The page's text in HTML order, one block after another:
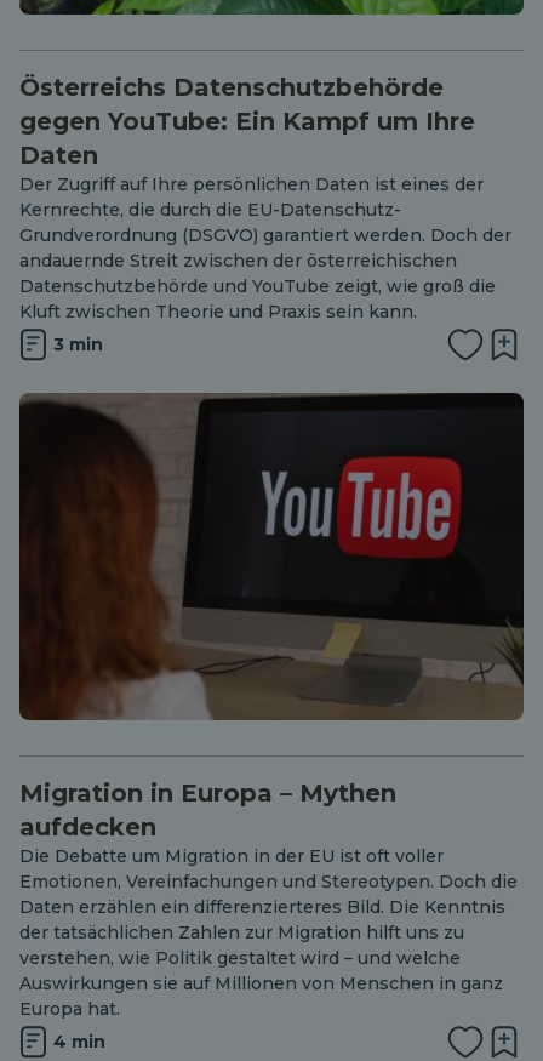
Österreichs Datenschutzbehörde
gegen YouTube: Ein Kampf um Ihre
Daten
Der Zugriff auf Ihre persönlichen Daten ist eines der
Kernrechte, die durch die EU-Datenschutz-
Grundverordnung (DSGVO) garantiert werden. Doch der
andauernde Streit zwischen der österreichischen
Datenschutzbehörde und YouTube zeigt, wie groß die
Kluft zwischen Theorie und Praxis sein kann.
3 min
Migration in Europa – Mythen
aufdecken
Die Debatte um Migration in der EU ist oft voller
Emotionen, Vereinfachungen und Stereotypen. Doch die
Daten erzählen ein differenzierteres Bild. Die Kenntnis
der tatsächlichen Zahlen zur Migration hilft uns zu
verstehen, wie Politik gestaltet wird – und welche
Auswirkungen sie auf Millionen von Menschen in ganz
Europa hat.
4 min